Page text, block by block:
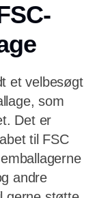
et velbesøgt
som
Det er
til FSC
andre